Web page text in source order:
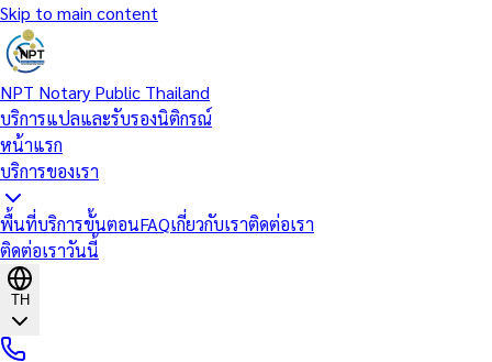
Skip to main content
NPT Notary Public Thailand
บริการแปลและรับรองนิติกรณ์
หน้าแรก
บริการของเรา
พื้นที่บริการขั้นตอนFAQเกี่ยวกับเราติดต่อเรา
ติดต่อเราวันนี้
TH